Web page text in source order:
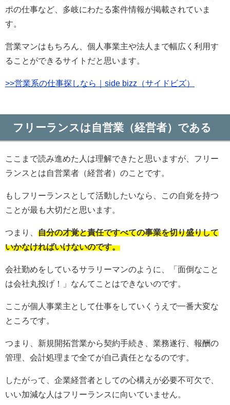
ポの仕事など、多岐にわたる案件情報が掲載されていま
す。
営業マンはもちろん、個人事業主や法人まで幅広く利用す
ることができるサイトだと思います。
>>営業系の仕事探しなら｜side bizz（サイドビズ）
フリーランスは自営業（経営者）である
ここまで読み進めた人は理解できたと思いますが、フリー
ランスとは自営業者（経営者）のことです。
もしフリーランスとして活動したいなら、この自覚を持つ
ことが最も大切だと思います。
つまり、 自分の才覚と責任ですべての事業を切り盛りして
いかなければいけないのです。
会社勤めをしているサラリーマンのように、「面倒なこと
は会社丸投げ！」なんてことはできないのです。
ここが個人事業主として仕事をしていくうえで一番大変な
ところです。
つまり、新規開拓営業から契約手続き、業務遂行、報酬の
管理、会計処理まで全てが自己責任となるのです。
したがって、企業経営者としての心構えが必要不可欠で、
いい加減な人はフリーランスに向いていません。